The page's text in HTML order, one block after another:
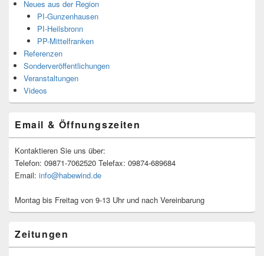
Neues aus der Region
PI-Gunzenhausen
PI-Heilsbronn
PP-Mittelfranken
Referenzen
Sonderveröffentlichungen
Veranstaltungen
Videos
Email & Öffnungszeiten
Kontaktieren Sie uns über:
Telefon: 09871-7062520 Telefax: 09874-689684
Email: info@habewind.de
Montag bis Freitag von 9-13 Uhr und nach Vereinbarung
Zeitungen